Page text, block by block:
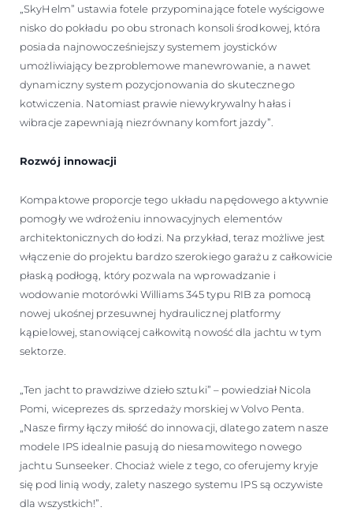
„SkyHelm” ustawia fotele przypominające fotele wyścigowe
nisko do pokładu po obu stronach konsoli środkowej, która
posiada najnowocześniejszy systemem joysticków
umożliwiający bezproblemowe manewrowanie, a nawet
dynamiczny system pozycjonowania do skutecznego
kotwiczenia. Natomiast prawie niewykrywalny hałas i
wibracje zapewniają niezrównany komfort jazdy”.
Rozwój innowacji
Kompaktowe proporcje tego układu napędowego aktywnie
pomogły we wdrożeniu innowacyjnych elementów
architektonicznych do łodzi. Na przykład, teraz możliwe jest
włączenie do projektu bardzo szerokiego garażu z całkowicie
płaską podłogą, który pozwala na wprowadzanie i
wodowanie motorówki Williams 345 typu RIB za pomocą
nowej ukośnej przesuwnej hydraulicznej platformy
kąpielowej, stanowiącej całkowitą nowość dla jachtu w tym
sektorze.
„Ten jacht to prawdziwe dzieło sztuki” – powiedział Nicola
Pomi, wiceprezes ds. sprzedaży morskiej w Volvo Penta.
„Nasze firmy łączy miłość do innowacji, dlatego zatem nasze
modele IPS idealnie pasują do niesamowitego nowego
jachtu Sunseeker. Chociaż wiele z tego, co oferujemy kryje
się pod linią wody, zalety naszego systemu IPS są oczywiste
dla wszystkich!”.